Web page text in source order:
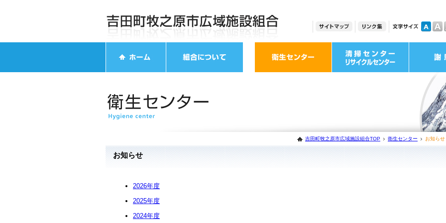
吉田町牧之原市広域施設組合TOP 衛生センター お知らせ
お知らせ
2026年度
2025年度
2024年度